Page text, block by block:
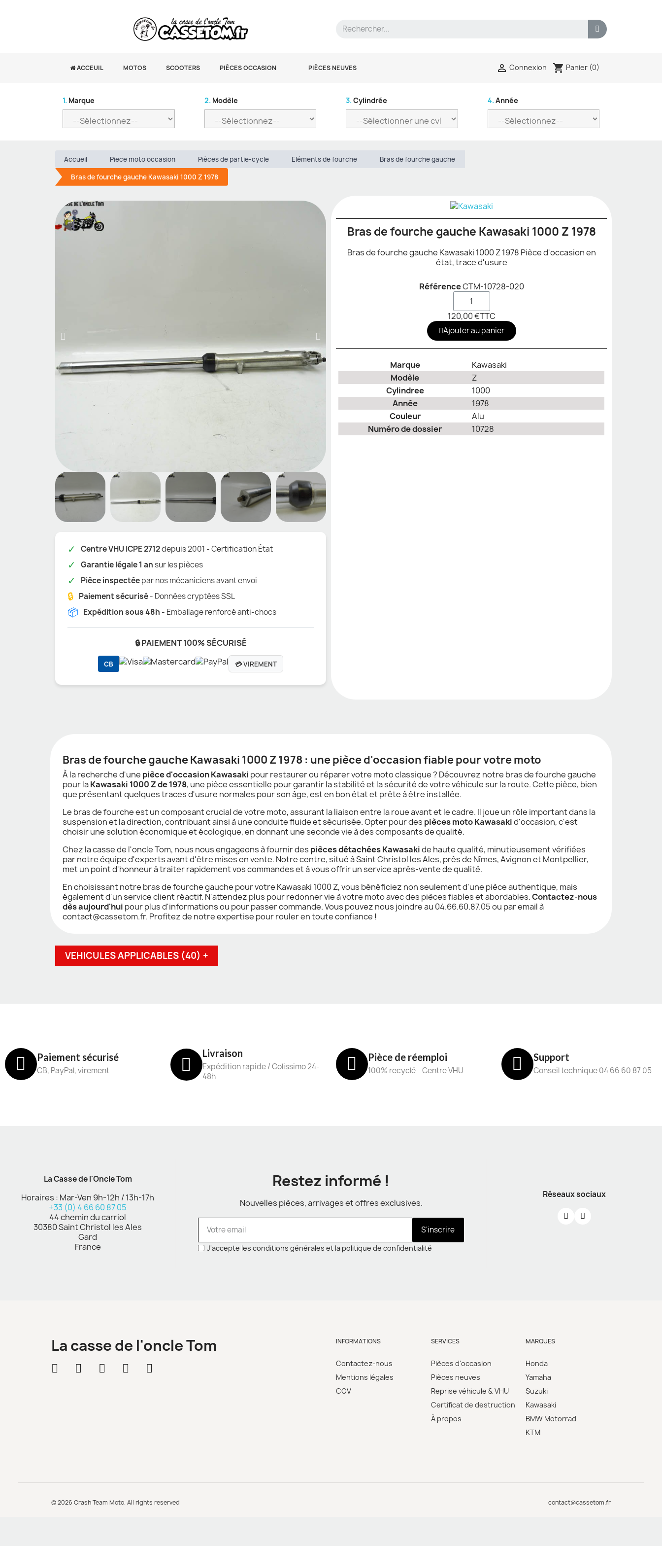
ACCEUIL MOTOS SCOOTERS PIÈCES OCCASION PIÈCES NEUVES  Connexion shopping_cart Panier (0)
1. Marque 2. Modèle 3. Cylindrée 4. Année
Accueil Piece moto occasion Pièces de partie-cycle Eléments de fourche
Bras de fourche gauche
Bras de fourche gauche Kawasaki 1000 Z 1978
✓ Centre VHU ICPE 2712depuis 2001 - Certification État
✓ Garantie légale 1 ansur les pièces
✓ Pièce inspectéepar nos mécaniciens avant envoi
🔒 Paiement sécurisé- Données cryptées SSL
📦 Expédition sous 48h - Emballage renforcé anti-chocs
🔒 PAIEMENT 100% SÉCURISÉ
CB 💳 VIREMENT
Bras de fourche gauche Kawasaki 1000 Z 1978
Bras de fourche gauche Kawasaki 1000 Z 1978 Pièce d'occasion en
état, trace d'usure
RéférenceCTM-10728-020
120,00 €TTC
Ajouter au panier
Marque
Kawasaki
Modèle
Z
Cylindree
1000
Année
1978
Couleur
Alu
Numéro de dossier
10728
Bras de fourche gauche Kawasaki 1000 Z 1978 : une pièce d'occasion fiable pour votre moto
À la recherche d'une pièce d'occasion Kawasaki pour restaurer ou réparer votre moto classique ? Découvrez notre bras de fourche gauche
pour laKawasaki 1000 Z de 1978, une pièce essentielle pour garantir la stabilité et la sécurité de votre véhicule sur la route. Cette pièce, bien
que présentant quelques traces d'usure normales pour son âge, est en bon état et prête à être installée.
Le bras de fourche est un composant crucial de votre moto, assurant la liaison entre la roue avant et le cadre. Il joue un rôle important dans la
suspension et la direction, contribuant ainsi à une conduite fluide et sécurisée. Opter pour des pièces moto Kawasakid'occasion, c'est
choisir une solution économique et écologique, en donnant une seconde vie à des composants de qualité.
Chez la casse de l'oncle Tom, nous nous engageons à fournir des pièces détachées Kawasakide haute qualité, minutieusement vérifiées
par notre équipe d'experts avant d'être mises en vente. Notre centre, situé à Saint Christol les Ales, près de Nîmes, Avignon et Montpellier,
met un point d'honneur à traiter rapidement vos commandes et à vous offrir un service après-vente de qualité.
En choisissant notre bras de fourche gauche pour votre Kawasaki 1000 Z, vous bénéficiez non seulement d'une pièce authentique, mais
également d'un service client réactif. N'attendez plus pour redonner vie à votre moto avec des pièces fiables et abordables.Contactez-nous
dès aujourd'hui pour plus d'informations ou pour passer commande. Vous pouvez nous joindre au 04.66.60.87.05 ou par email à
contact@cassetom.fr. Profitez de notre expertise pour rouler en toute confiance !
VEHICULES APPLICABLES (40) +
Paiement sécurisé
CB, PayPal, virement
Livraison
Expédition rapide / Colissimo 24-
48h
Pièce de réemploi
100% recyclé - Centre VHU
Support
Conseil technique 04 66 60 87 05
La Casse de l'Oncle Tom
Horaires : Mar-Ven 9h-12h / 13h-17h
+33 (0) 4 66 60 87 05
44 chemin du carriol
30380 Saint Christol les Ales
Gard
France
Restez informé !
Nouvelles pièces, arrivages et offres exclusives.
S'inscrire
J'accepte les conditions générales et la politique de confidentialité
Réseaux sociaux
La casse de l'oncle Tom INFORMATIONS
Contactez-nous
Mentions légales
CGV
SERVICES
Pièces d'occasion
Pièces neuves
Reprise véhicule & VHU
Certificat de destruction
À propos
MARQUES
Honda
Yamaha
Suzuki
Kawasaki
BMW Motorrad
KTM
© 2026 Crash Team Moto. All rights reserved contact@cassetom.fr